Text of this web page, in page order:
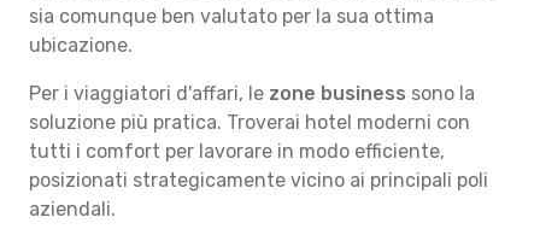
sia comunque ben valutato per la sua ottima
ubicazione.
Per i viaggiatori d'affari, le zone business sono la
soluzione più pratica. Troverai hotel moderni con
tutti i comfort per lavorare in modo efficiente,
posizionati strategicamente vicino ai principali poli
aziendali.